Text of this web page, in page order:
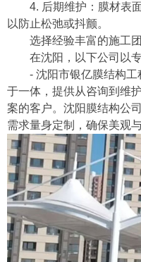
4. 后期维护：膜材表
以防止松弛或抖颤。
选择经验丰富的施工
在沈阳，以下公司以
- 沈阳市银亿膜结构
于一体，提供从咨询到维
案的客户。沈阳膜结构公
需求量身定制，确保美观